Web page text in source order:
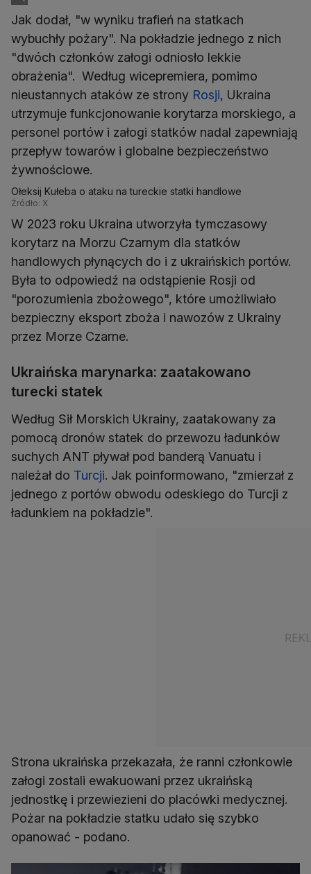
Jak dodał, "w wyniku trafień na statkach
wybuchły pożary". Na pokładzie jednego z nich
"dwóch członków załogi odniosło lekkie
obrażenia". Według wicepremiera, pomimo
nieustannych ataków ze strony Rosji, Ukraina
utrzymuje funkcjonowanie korytarza morskiego, a
personel portów i załogi statków nadal zapewniają
przepływ towarów i globalne bezpieczeństwo
żywnościowe.
Ołeksij Kułeba o ataku na tureckie statki handlowe
Źródło: X
W 2023 roku Ukraina utworzyła tymczasowy
korytarz na Morzu Czarnym dla statków
handlowych płynących do i z ukraińskich portów.
Była to odpowiedź na odstąpienie Rosji od
"porozumienia zbożowego", które umożliwiało
bezpieczny eksport zboża i nawozów z Ukrainy
przez Morze Czarne.
Ukraińska marynarka: zaatakowano
turecki statek
Według Sił Morskich Ukrainy, zaatakowany za
pomocą dronów statek do przewozu ładunków
suchych ANT pływał pod banderą Vanuatu i
należał do Turcji. Jak poinformowano, "zmierzał z
jednego z portów obwodu odeskiego do Turcji z
ładunkiem na pokładzie".
Strona ukraińska przekazała, że ranni członkowie
załogi zostali ewakuowani przez ukraińską
jednostkę i przewiezieni do placówki medycznej.
Pożar na pokładzie statku udało się szybko
opanować - podano.